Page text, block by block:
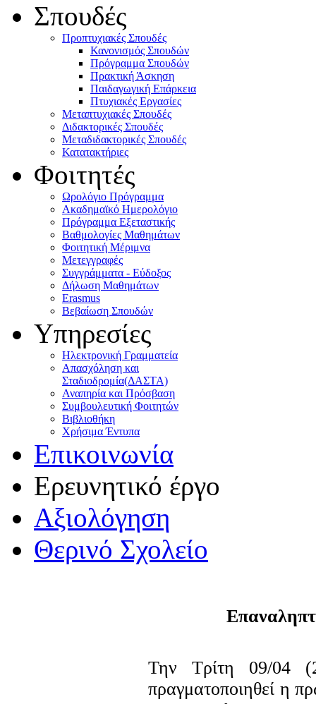
Σπουδές
Προπτυχιακές Σπουδές
Κανονισμός Σπουδών
Πρόγραμμα Σπουδών
Πρακτική Άσκηση
Παιδαγωγική Επάρκεια
Πτυχιακές Εργασίες
Μεταπτυχιακές Σπουδές
Διδακτορικές Σπουδές
Μεταδιδακτορικές Σπουδές
Κατατακτήριες
Φοιτητές
Ωρολόγιο Πρόγραμμα
Ακαδημαϊκό Ημερολόγιο
Πρόγραμμα Εξεταστικής
Βαθμολογίες Μαθημάτων
Φοιτητική Μέριμνα
Μετεγγραφές
Συγγράμματα - Εύδοξος
Δήλωση Μαθημάτων
Erasmus
Βεβαίωση Σπουδών
Υπηρεσίες
Ηλεκτρονική Γραμματεία
Απασχόληση και
Σταδιοδρομία(ΔΑΣΤΑ)
Αναπηρία και Πρόσβαση
Συμβουλευτική Φοιτητών
Βιβλιοθήκη
Χρήσιμα Έντυπα
Επικοινωνία
Ερευνητικό έργο
Αξιολόγηση
Θερινό Σχολείο
Την Τρίτη 09/04
πραγματοποιηθεί η